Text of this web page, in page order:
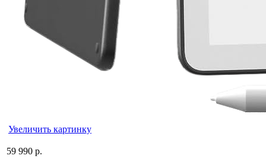
Увеличить картинку
59 990 р.